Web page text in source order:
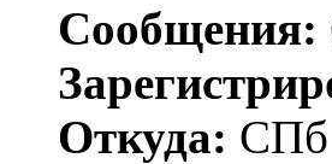
Сообщения:
Откуда: СПб